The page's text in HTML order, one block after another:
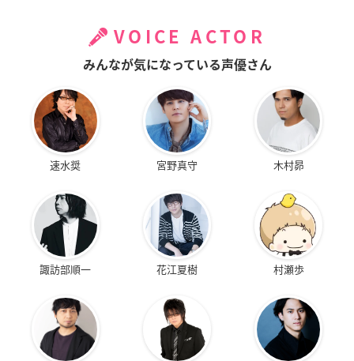
VOICE ACTOR
みんなが気になっている声優さん
速水奨 宮野真守 木村昴
諏訪部順一 花江夏樹 村瀬歩